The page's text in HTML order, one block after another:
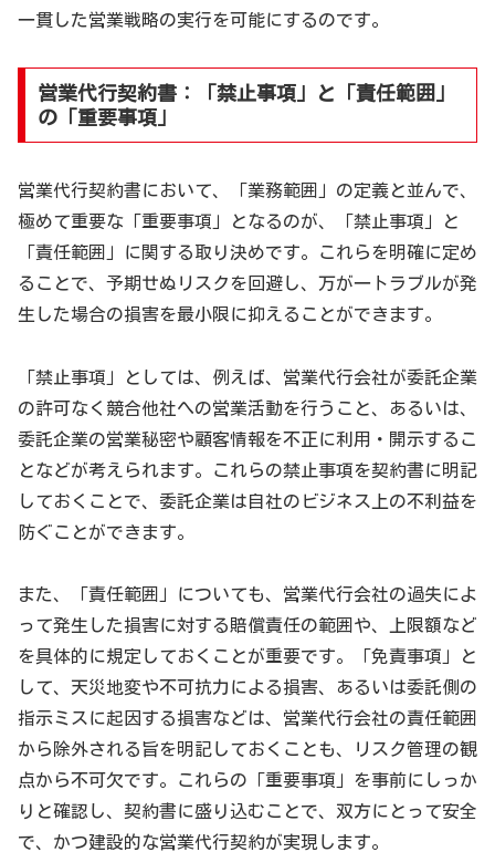
一貫した営業戦略の実行を可能にするのです。
営業代行契約書：「禁止事項」と「責任範囲」
の「重要事項」
営業代行契約書において、「業務範囲」の定義と並んで、
極めて重要な「重要事項」となるのが、「禁止事項」と
「責任範囲」に関する取り決めです。これらを明確に定め
ることで、予期せぬリスクを回避し、万が一トラブルが発
生した場合の損害を最小限に抑えることができます。
「禁止事項」としては、例えば、営業代行会社が委託企業
の許可なく競合他社への営業活動を行うこと、あるいは、
委託企業の営業秘密や顧客情報を不正に利用・開示するこ
となどが考えられます。これらの禁止事項を契約書に明記
しておくことで、委託企業は自社のビジネス上の不利益を
防ぐことができます。
また、「責任範囲」についても、営業代行会社の過失によ
って発生した損害に対する賠償責任の範囲や、上限額など
を具体的に規定しておくことが重要です。「免責事項」と
して、天災地変や不可抗力による損害、あるいは委託側の
指示ミスに起因する損害などは、営業代行会社の責任範囲
から除外される旨を明記しておくことも、リスク管理の観
点から不可欠です。これらの「重要事項」を事前にしっか
りと確認し、契約書に盛り込むことで、双方にとって安全
で、かつ建設的な営業代行契約が実現します。